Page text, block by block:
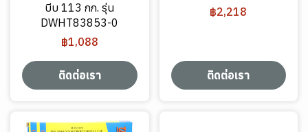
บีบ 113 กก. รุ่น
DWHT83853-0
฿1,088
ติดต่อเรา
฿2,218
ติดต่อเรา